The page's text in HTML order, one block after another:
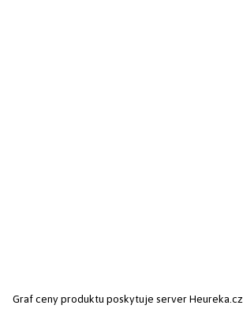
Graf ceny produktu poskytuje server Heureka.cz